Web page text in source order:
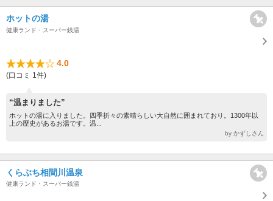
ホットの湯
健康ランド・スーパー銭湯
4.0
(口コミ 1件)
“温まりました”
ホットの湯に入りました。四季折々の素晴らしい大自然に囲まれており。1300年以
上の歴史があるお湯です。温...
by かずしさん
くらぶち相間川温泉
健康ランド・スーパー銭湯